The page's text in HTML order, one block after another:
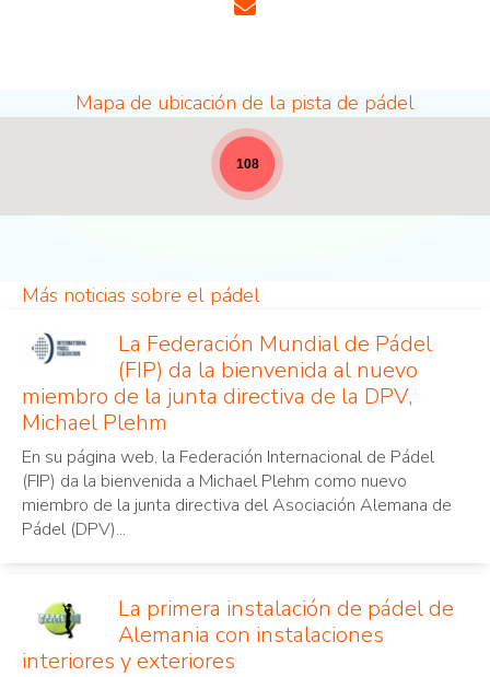
Mapa de ubicación de la pista de pádel
Lugares de pádel - a todo lo ancho para las
108
Más noticias sobre el pádel
La Federación Mundial de Pádel
(FIP) da la bienvenida al nuevo
miembro de la junta directiva de la DPV,
Michael Plehm
En su página web, la Federación Internacional de Pádel
(FIP) da la bienvenida a Michael Plehm como nuevo
miembro de la junta directiva delAsociación Alemana de
Pádel (DPV)...
La primera instalación de pádel de
Alemania con instalaciones
interiores y exteriores